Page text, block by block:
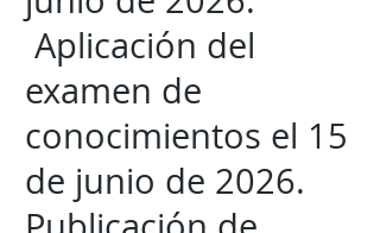
Aplicación del
examen de
conocimientos el 15
de junio de 2026.